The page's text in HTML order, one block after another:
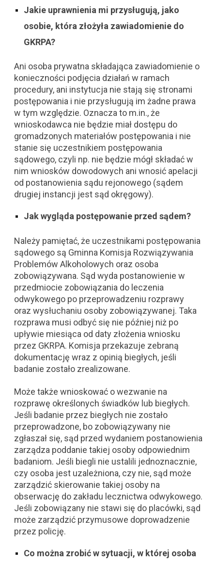
Jakie uprawnienia mi przysługują, jako
osobie, która złożyła zawiadomienie do
GKRPA?
Ani osoba prywatna składająca zawiadomienie o
konieczności podjęcia działań w ramach
procedury, ani instytucja nie stają się stronami
postępowania i nie przysługują im żadne prawa
w tym względzie. Oznacza to m.in., że
wnioskodawca nie będzie miał dostępu do
gromadzonych materiałów postępowania i nie
stanie się uczestnikiem postępowania
sądowego, czyli np. nie będzie mógł składać w
nim wniosków dowodowych ani wnosić apelacji
od postanowienia sądu rejonowego (sądem
drugiej instancji jest sąd okręgowy).
Jak wygląda postępowanie przed sądem?
Należy pamiętać, że uczestnikami postępowania
sądowego są Gminna Komisja Rozwiązywania
Problemów Alkoholowych oraz osoba
zobowiązywana. Sąd wyda postanowienie w
przedmiocie zobowiązania do leczenia
odwykowego po przeprowadzeniu rozprawy
oraz wysłuchaniu osoby zobowiązywanej. Taka
rozprawa musi odbyć się nie później niż po
upływie miesiąca od daty złożenia wniosku
przez GKRPA. Komisja przekazuje zebraną
dokumentację wraz z opinią biegłych, jeśli
badanie zostało zrealizowane.
Może także wnioskować o wezwanie na
rozprawę określonych świadków lub biegłych.
Jeśli badanie przez biegłych nie zostało
przeprowadzone, bo zobowiązywany nie
zgłaszał się, sąd przed wydaniem postanowienia
zarządza poddanie takiej osoby odpowiednim
badaniom. Jeśli biegli nie ustalili jednoznacznie,
czy osoba jest uzależniona, czy nie, sąd może
zarządzić skierowanie takiej osoby na
obserwację do zakładu lecznictwa odwykowego.
Jeśli zobowiązany nie stawi się do placówki, sąd
może zarządzić przymusowe doprowadzenie
przez policję.
Co można zrobić w sytuacji, w której osoba